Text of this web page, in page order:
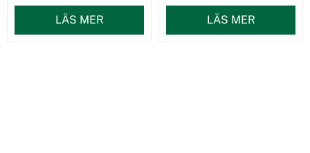
LÄS MER LÄS MER